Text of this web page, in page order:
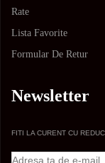
Rate
Lista Favorite
Formular De Retur
Newsletter
FITI LA CURENT CU